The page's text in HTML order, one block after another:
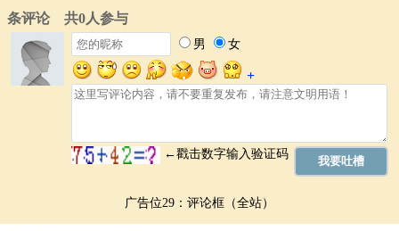
广告位29：评论框（全站）